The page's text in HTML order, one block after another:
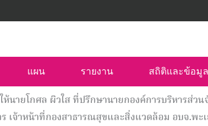
แผน รายงาน สถิติและข้อมูล
นายโกศล ผิวใส ที่ปรึกษานายกองค์การบริหารส่ว
เจ้าหน้าที่กองสาธารณสุขและสิ่งแวดล้อม อบจ.พะ